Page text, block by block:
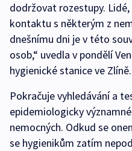
dodržovat rozestupy.
kontaktu s některým z
dnešnímu dni je v této
osob,“ uvedla v pondělí
hygienické stanice ve Zlíně.
Pokračuje vyhledávání a
epidemiologicky
nemocných. Odkud se
se hygienikům zatím